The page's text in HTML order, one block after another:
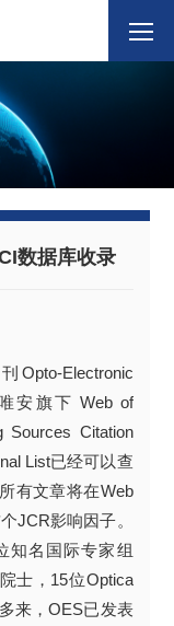
数据库收录
Opto-Electronic
安旗下 Web of
Citation
List已经可以查
有文章将在Web
JCR影响因子。
知名国际专家组
士，15位Optica
来，OES已发表